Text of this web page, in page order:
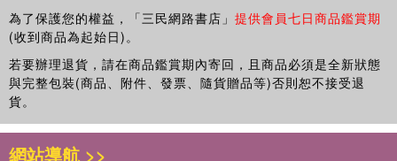
為了保護您的權益，「三民網路書店」 提供會員七日商品鑑賞期
(收到商品為起始日)。
若要辦理退貨，請在商品鑑賞期內寄回，且商品必須是全新狀態
與完整包裝(商品、附件、發票、隨貨贈品等)否則恕不接受退
貨。
網站導航 >>